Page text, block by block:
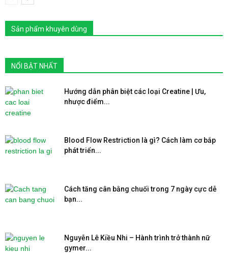
Sản phẩm khuyên dùng
NỔI BẬT NHẤT
Hướng dẫn phân biệt các loại Creatine | Ưu,
nhược điểm...
Blood Flow Restriction là gì? Cách làm cơ bắp
phát triển...
Cách tăng cân bằng chuối trong 7 ngày cực dễ
bạn...
Nguyễn Lê Kiều Nhi – Hành trình trở thành nữ
gymer...